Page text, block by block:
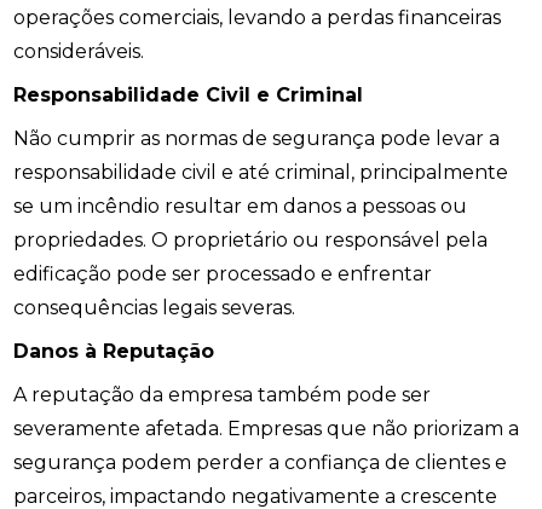
operações comerciais, levando a perdas financeiras
consideráveis.
Responsabilidade Civil e Criminal
Não cumprir as normas de segurança pode levar a
responsabilidade civil e até criminal, principalmente
se um incêndio resultar em danos a pessoas ou
propriedades. O proprietário ou responsável pela
edificação pode ser processado e enfrentar
consequências legais severas.
Danos à Reputação
A reputação da empresa também pode ser
severamente afetada. Empresas que não priorizam a
segurança podem perder a confiança de clientes e
parceiros, impactando negativamente a crescente